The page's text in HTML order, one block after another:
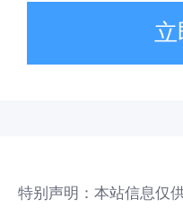
特别声明：本站信息仅